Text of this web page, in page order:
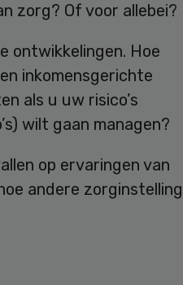
zorg? Of voor allebei?
ontwikkelingen. Hoe
inkomensgerichte
als u uw risico’s
wilt gaan managen?
op ervaringen van
andere